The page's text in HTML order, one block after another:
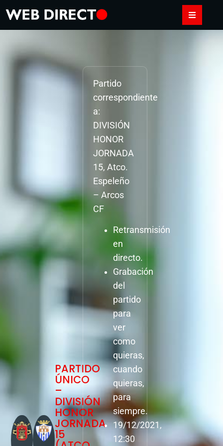
PARTIDO
ÚNICO
–
DIVISIÓN
HONOR
JORNADA
15
Partido
correspondiente
a:
DIVISIÓN
HONOR
JORNADA
15, Atco.
Espeleño
– Arcos
CF
Retransmisión
en
directo.
Grabación
del
partido
para
ver
como
quieras,
cuando
quieras,
para
siempre.
19/12/2021,
12:30